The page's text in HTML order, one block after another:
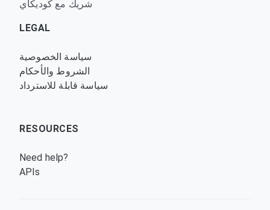
شريك مع كوديكاي
LEGAL
سياسة الخصوصية
الشروط والأحكام
سياسة قابلة للاسترداد
RESOURCES
Need help?
APIs